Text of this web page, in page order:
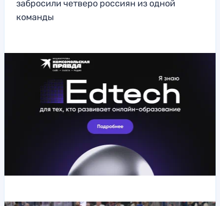
забросили четверо россиян из одной
команды